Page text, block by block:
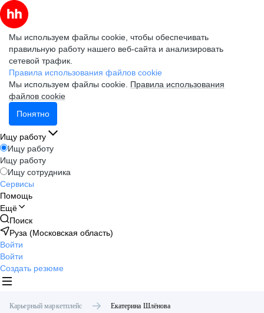
Мы используем файлы cookie, чтобы обеспечивать
правильную работу нашего веб-сайта и анализировать
сетевой трафик.
Правила использования файлов cookie
Мы используем файлы cookie. Правила использования
файлов cookie
Понятно
Ищу работу
Ищу работу
Ищу работу
Ищу сотрудника
Сервисы
Помощь
Ещё
Поиск
Руза (Московская область)
Войти
Войти
Создать резюме
Карьерный маркетплейс Екатерина Шлёнова